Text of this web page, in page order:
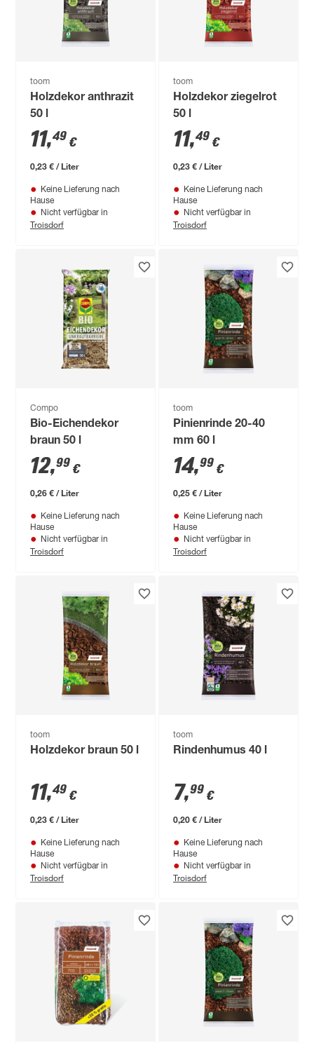
toom
Holzdekor anthrazit
50 l
11,49 €
0,23 € / Liter
Keine Lieferung nach
Hause
Nicht verfügbar in
Troisdorf
toom
Holzdekor ziegelrot
50 l
11,49 €
0,23 € / Liter
Keine Lieferung nach
Hause
Nicht verfügbar in
Troisdorf
Compo
Bio-Eichendekor
braun 50 l
12,99 €
0,26 € / Liter
Keine Lieferung nach
Hause
Nicht verfügbar in
Troisdorf
toom
Pinienrinde 20-40
mm 60 l
14,99 €
0,25 € / Liter
Keine Lieferung nach
Hause
Nicht verfügbar in
Troisdorf
toom
Holzdekor braun 50 l
11,49 €
0,23 € / Liter
Keine Lieferung nach
Hause
Nicht verfügbar in
Troisdorf
toom
Rindenhumus 40 l
7,99 €
0,20 € / Liter
Keine Lieferung nach
Hause
Nicht verfügbar in
Troisdorf